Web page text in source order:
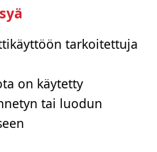
tarkoitettuja
on käytetty
tai luodun